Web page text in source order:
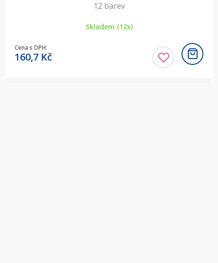
12 barev
Skladem (12x)
Cena s DPH:
160,7 Kč